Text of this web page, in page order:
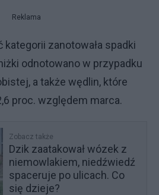
Reklama
zanotowała spadki
odnotowano w przypadku
a także wędlin, które
proc. względem marca.
Zobacz także
Dzik zaatakował wózek z
niemowlakiem, niedźwiedź
spaceruje po ulicach. Co
się dzieje?